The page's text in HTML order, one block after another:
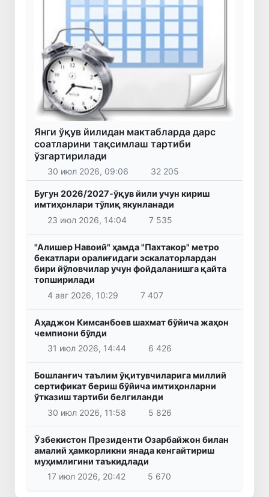
Янги ўқув йилидан мактабларда дарс
соатларини тақсимлаш тартиби
ўзгартирилади
30 июл 2026, 09:06 32 205
Бугун 2026/2027-ўқув йили учун кириш
имтиҳонлари тўлиқ якунланади
23 июл 2026, 14:04
7 535
"Алишер Навоий" ҳамда "Пахтакор" метро
бекатлари оралиғидаги эскалаторлардан
бири йўловчилар учун фойдаланишга қайта
топширилади
4 авг 2026, 10:29
7 407
Аҳаджон Кимсанбоев шахмат бўйича жаҳон
чемпиони бўлди
31 июл 2026, 14:44
6 426
Бошланғич таълим ўқитувчиларига миллий
сертификат бериш бўйича имтиҳонларни
ўтказиш тартиби белгиланди
30 июл 2026, 11:58
5 826
Ўзбекистон Президенти Озарбайжон билан
амалий ҳамкорликни янада кенгайтириш
муҳимлигини таъкидлади
17 июл 2026, 20:42
5 670